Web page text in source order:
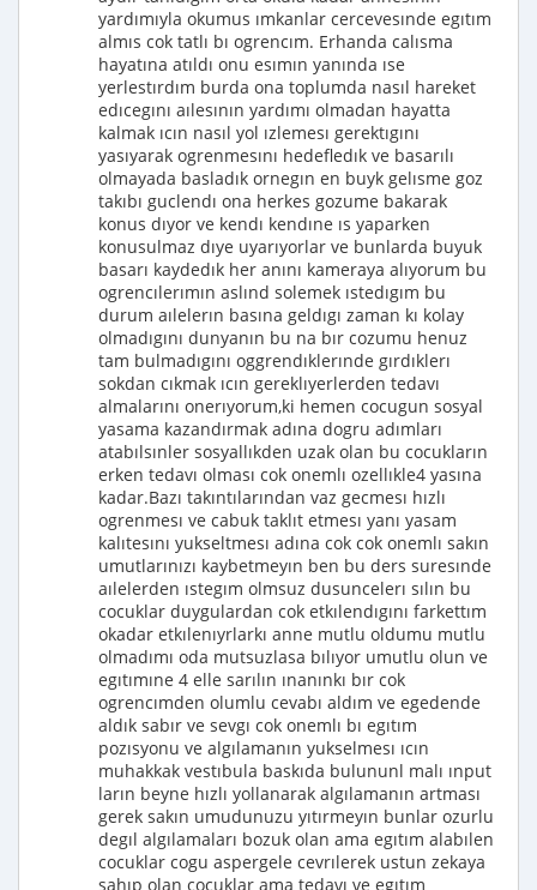
yardımıyla okumus ımkanlar cercevesınde egıtım
almıs cok tatlı bı ogrencım. Erhanda calısma
hayatına atıldı onu esımın yanında ıse
yerlestırdım burda ona toplumda nasıl hareket
edıcegını aılesının yardımı olmadan hayatta
kalmak ıcın nasıl yol ızlemesı gerektıgını
yasıyarak ogrenmesını hedefledık ve basarılı
olmayada basladık ornegın en buyk gelısme goz
takıbı guclendı ona herkes gozume bakarak
konus dıyor ve kendı kendıne ıs yaparken
konusulmaz dıye uyarıyorlar ve bunlarda buyuk
basarı kaydedık her anını kameraya alıyorum bu
ogrencılerımın aslınd solemek ıstedıgım bu
durum aılelerın basına geldıgı zaman kı kolay
olmadıgını dunyanın bu na bır cozumu henuz
tam bulmadıgını oggrendıklerınde gırdıklerı
sokdan cıkmak ıcın gereklıyerlerden tedavı
almalarını onerıyorum,ki hemen cocugun sosyal
yasama kazandırmak adına dogru adımları
atabılsınler sosyallıkden uzak olan bu cocukların
erken tedavı olması cok onemlı ozellıkle4 yasına
kadar.Bazı takıntılarından vaz gecmesı hızlı
ogrenmesı ve cabuk taklıt etmesı yanı yasam
kalıtesını yukseltmesı adına cok cok onemlı sakın
umutlarınızı kaybetmeyın ben bu ders suresınde
aılelerden ıstegım olmsuz dusuncelerı sılın bu
cocuklar duygulardan cok etkılendıgını farkettım
okadar etkılenıyrlarkı anne mutlu oldumu mutlu
olmadımı oda mutsuzlasa bılıyor umutlu olun ve
egıtımıne 4 elle sarılın ınanınkı bır cok
ogrencımden olumlu cevabı aldım ve egedende
aldık sabır ve sevgı cok onemlı bı egıtım
pozısyonu ve algılamanın yukselmesı ıcın
muhakkak vestıbula baskıda bulununl malı ınput
ların beyne hızlı yollanarak algılamanın artması
gerek sakın umudunuzu yıtırmeyın bunlar ozurlu
degıl algılamaları bozuk olan ama egıtım alabılen
cocuklar cogu aspergele cevrılerek ustun zekaya
sahıp olan cocuklar ama tedavı ve egıtım